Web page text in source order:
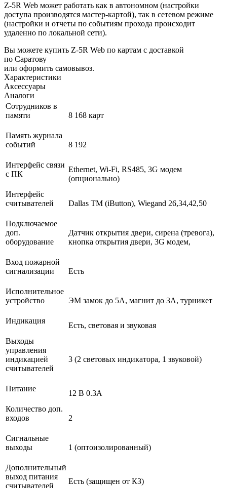
Z-5R Web может работать как в автономном (настройки
доступа производятся мастер-картой), так в сетевом режиме
(настройки и отчеты по событиям прохода происходит
удаленно по локальной сети).
Вы можете купить Z-5R Web по картам с доставкой
по Саратову
или оформить самовывоз.
Характеристики
Аксессуары
Аналоги
Сотрудников в
памяти
8 168 карт
Память журнала
событий
8 192
Интерфейс связи
с ПК
Ethernet, Wi-Fi, RS485, 3G модем
(опционально)
Интерфейс
считывателей
Dallas TM (iButton), Wiegand 26,34,42,50
Подключаемое
доп.
оборудование
Датчик открытия двери, сирена (тревога),
кнопка открытия двери, 3G модем,
Вход пожарной
сигнализации
Есть
Исполнительное
устройство
ЭМ замок до 5А, магнит до 3А, турникет
Индикация
Есть, световая и звуковая
Выходы
управления
индикацией
считывателей
3 (2 световых индикатора, 1 звуковой)
Питание
12 B 0.3А
Количество доп.
входов
2
Сигнальные
выходы
1 (оптоизолированный)
Дополнительный
выход питания
считывателей
Есть (защищен от КЗ)